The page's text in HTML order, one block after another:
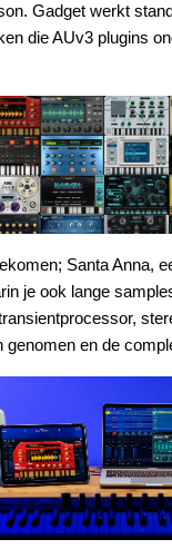
Gadget werkt
die AUv3 plugins
Santa Anna,
je ook lange
en de